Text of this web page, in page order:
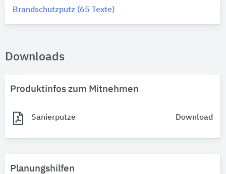
Brandschutzputz (65 Texte)
Downloads
Produktinfos zum Mitnehmen
Sanierputze Download
Planungshilfen